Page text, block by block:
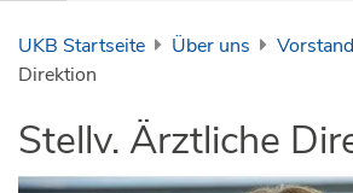
UKB Startseite Über uns Vorstand
Direktion
Stellv. Ärztliche